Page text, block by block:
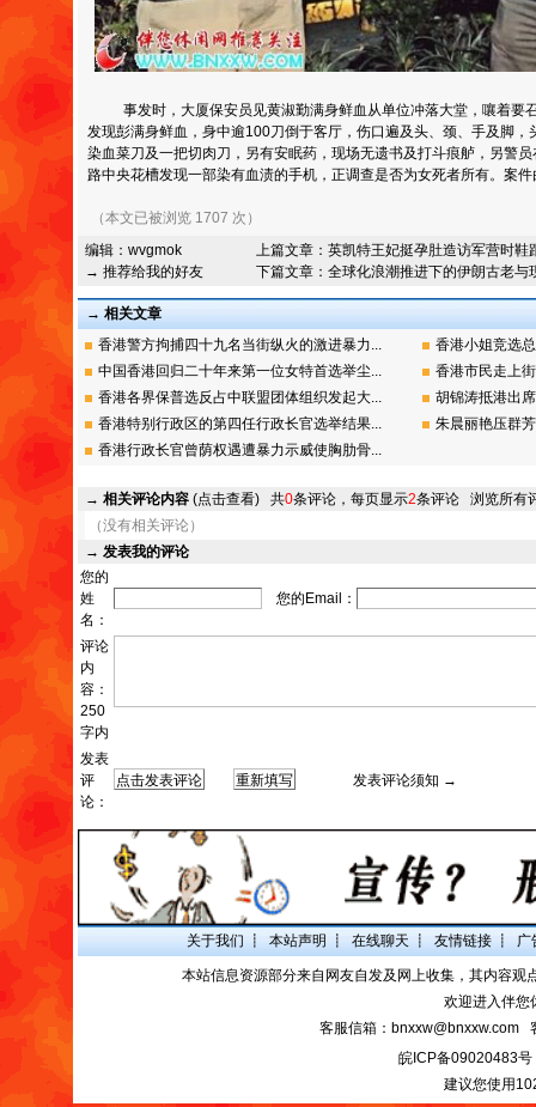
事发时，大厦保安员见黄淑勤满身鲜血从单位冲落大堂，嚷着要
发现彭满身鲜血，身中逾100刀倒于客厅，伤口遍及头、颈、手及脚
染血菜刀及一把切肉刀，另有安眠药，现场无遗书及打斗痕舻，另警
路中央花槽发现一部染有血渍的手机，正调查是否为女死者所有。
（本文已被浏览 1707 次）
编辑： wvgmok
→ 推荐给我的好友
上篇文章： 英凯特王妃挺孕肚造访军营时鞋
下篇文章： 全球化浪潮推进下的伊朗古老与
→ 相关文章
香港警方拘捕四十九名当街纵火的激进暴力...
香港小姐竞选
中国香港回归二十年来第一位女特首选举尘...
香港市民走上
香港各界保普选反占中联盟团体组织发起大...
胡锦涛抵港出
香港特别行政区的第四任行政长官选举结果...
朱晨丽艳压群
香港行政长官曾荫权遇遭暴力示威使胸肋骨...
→ 相关评论内容 (点击查看) 共0条评论，每页显示2条评论 浏览所有
（没有相关评论）
→ 发表我的评论
您的
姓
名：
您的Email：
评论
内
容：
250
字内
发表
评
论：
发表评论须知 →
关于我们 ┋ 本站声明 ┋ 在线聊天 ┋ 友情链接 ┋ 广
本站信息资源部分来自网友自发及网上收集，其内容
欢迎进入伴您
客服信箱：bnxxw@bnxxw.com
皖ICP备09020483号
建议您使用